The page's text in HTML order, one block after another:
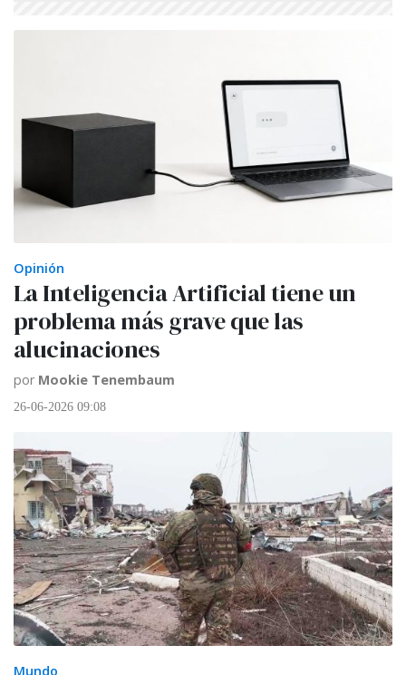
Opinión
La Inteligencia Artificial tiene un
problema más grave que las
alucinaciones
por Mookie Tenembaum
26-06-2026 09:08
Mundo